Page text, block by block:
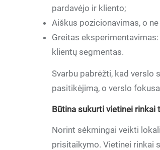
pardavėjo ir kliento;
Aiškus pozicionavimas, o
Greitas
klientų segmentas.
Svarbu pabrėžti, kad verslo
pasitikėjimą, o verslo
Būtina sukurti vietinei rinkai
Norint sėkmingai veikti
prisitaikymo. Vietinei rinkai